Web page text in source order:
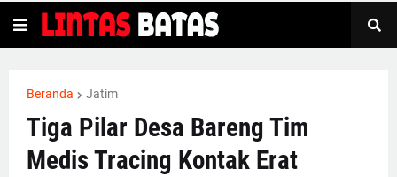
Beranda Jatim
Tiga Pilar Desa Bareng Tim
Medis Tracing Kontak Erat